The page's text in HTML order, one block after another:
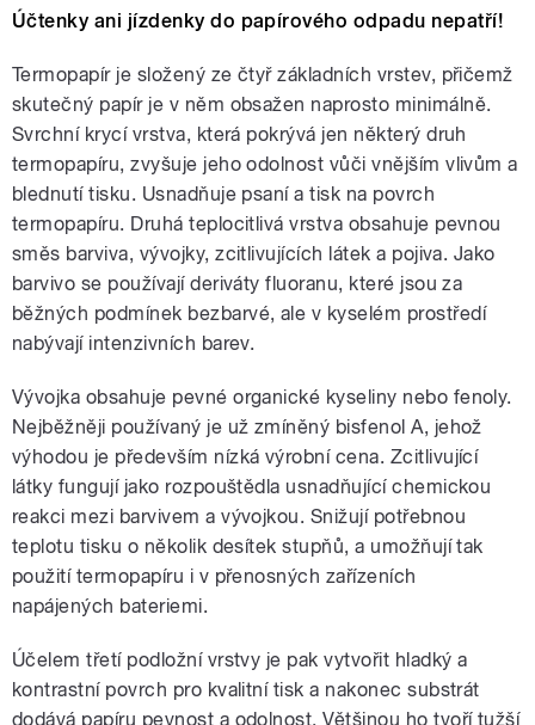
Účtenky ani jízdenky do papírového odpadu nepatří!
Termopapír je složený ze čtyř základních vrstev, přičemž
skutečný papír je v něm obsažen naprosto minimálně.
Svrchní krycí vrstva, která pokrývá jen některý druh
termopapíru, zvyšuje jeho odolnost vůči vnějším vlivům a
blednutí tisku. Usnadňuje psaní a tisk na povrch
termopapíru. Druhá teplocitlivá vrstva obsahuje pevnou
směs barviva, vývojky, zcitlivujících látek a pojiva. Jako
barvivo se používají deriváty fluoranu, které jsou za
běžných podmínek bezbarvé, ale v kyselém prostředí
nabývají intenzivních barev.
Vývojka obsahuje pevné organické kyseliny nebo fenoly.
Nejběžněji používaný je už zmíněný bisfenol A, jehož
výhodou je především nízká výrobní cena. Zcitlivující
látky fungují jako rozpouštědla usnadňující chemickou
reakci mezi barvivem a vývojkou. Snižují potřebnou
teplotu tisku o několik desítek stupňů, a umožňují tak
použití termopapíru i v přenosných zařízeních
napájených bateriemi.
Účelem třetí podložní vrstvy je pak vytvořit hladký a
kontrastní povrch pro kvalitní tisk a nakonec substrát
dodává papíru pevnost a odolnost. Většinou ho tvoří tužší